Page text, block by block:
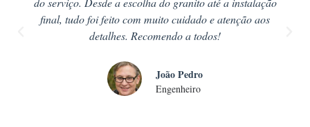
final, tudo foi feito com muito cuidado e atenção aos
detalhes. Recomendo a todos!
João Pedro
Engenheiro